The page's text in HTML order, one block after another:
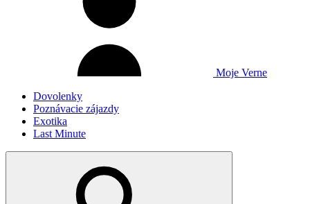
Moje Verne
Dovolenky
Poznávacie zájazdy
Exotika
Last Minute